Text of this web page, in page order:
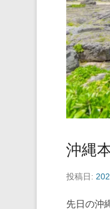
沖縄
投稿日:
先日の沖